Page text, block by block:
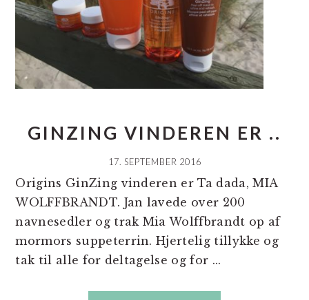
GINZING VINDEREN ER ..
17. SEPTEMBER 2016
Origins GinZing vinderen er Ta dada, MIA
WOLFFBRANDT. Jan lavede over 200
navnesedler og trak Mia Wolffbrandt op af
mormors suppeterrin. Hjertelig tillykke og
tak til alle for deltagelse og for ...